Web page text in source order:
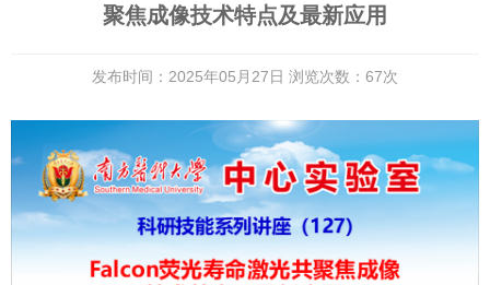
聚焦成像技术特点及最新应用
发布时间：2025年05月27日 浏览次数： 67次